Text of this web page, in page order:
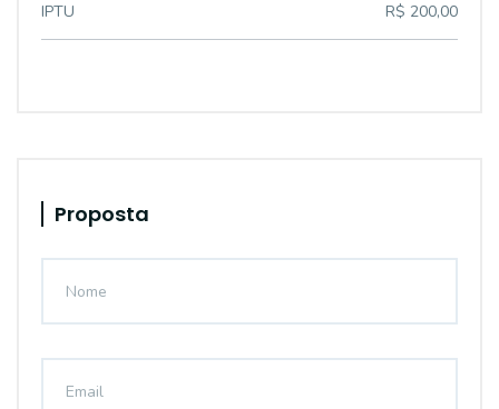
IPTU R$ 200,00
Proposta